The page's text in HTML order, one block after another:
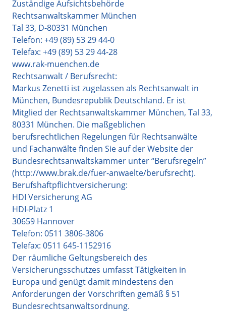
Zuständige Aufsichtsbehörde
Rechtsanwaltskammer München
Tal 33, D-80331 München
Telefon: +49 (89) 53 29 44-0
Telefax: +49 (89) 53 29 44-28
www.rak-muenchen.de
Rechtsanwalt / Berufsrecht:
Markus Zenetti ist zugelassen als Rechtsanwalt in
München, Bundesrepublik Deutschland. Er ist
Mitglied der Rechtsanwaltskammer München, Tal 33,
80331 München. Die maßgeblichen
berufsrechtlichen Regelungen für Rechtsanwälte
und Fachanwälte finden Sie auf der Website der
Bundesrechtsanwaltskammer unter “Berufsregeln”
(http://www.brak.de/fuer-anwaelte/berufsrecht).
Berufshaftpflichtversicherung:
HDI Versicherung AG
HDI-Platz 1
30659 Hannover
Telefon: 0511 3806-3806
Telefax: 0511 645-1152916
Der räumliche Geltungsbereich des
Versicherungsschutzes umfasst Tätigkeiten in
Europa und genügt damit mindestens den
Anforderungen der Vorschriften gemäß § 51
Bundesrechtsanwaltsordnung.